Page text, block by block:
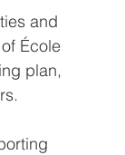
and
École
plan,